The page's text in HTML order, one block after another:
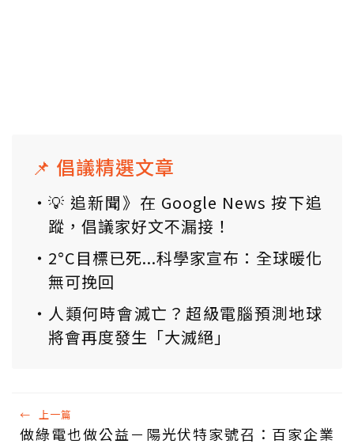
📌 倡議精選文章
💡 追新聞》在 Google News 按下追
蹤，倡議家好文不漏接！
2°C目標已死...科學家宣布：全球暖化
無可挽回
人類何時會滅亡？超級電腦預測地球
將會再度發生「大滅絕」
← 上一篇
做綠電也做公益－陽光伏特家號召：百家企業